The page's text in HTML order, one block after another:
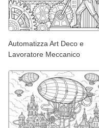
Automatizza Art Deco e
Lavoratore Meccanico